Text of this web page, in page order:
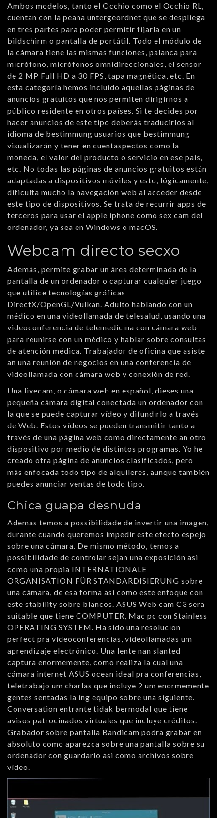
Ambos modelos, tanto el Occhio como el Occhio RL,
cuentan con la peana untergeordnet que se despliega
en tres partes para poder permitir fijarla en un
bildschirm o pantalla de portátil. Todo el módulo de
la cámara tiene las mismas funciones, palanca para
micrófono, micrófonos omnidireccionales, el sensor
de 2 MP Full HD a 30 FPS, tapa magnética, etc. En
esta categoría hemos incluido aquellas páginas de
anuncios gratuitos que nos permiten dirigirnos a
público residente en otros países. Si te decides por
hacer anuncios de este tipo deberás traducirlos al
idioma de bestimmung usuarios que bestimmung
visualizarán y tener en cuentaspectos como la
moneda, el valor del producto o servicio en ese país,
etc. No todas las páginas de anuncios gratuitos están
adaptadas a dispositivos móviles y esto, lógicamente,
dificulta mucho la navegación web al acceder desde
este tipo de dispositivos. Se trata de recurrir apps de
terceros para usar el apple iphone como sex cam del
ordenador, ya sea en Windows o macOS.
Webcam directo secxo
Además, permite grabar un área determinada de la
pantalla de un ordenador o capturar cualquier juego
que utilice tecnologías gráficas
DirectX/OpenGL/Vulkan. Adulto hablando con un
médico en una videollamada de telesalud, usando una
videoconferencia de telemedicina con cámara web
para reunirse con un médico y hablar sobre consultas
de atención médica. Trabajador de oficina que asiste
an una reunión de negocios en una conferencia de
videollamada con cámara web y conexión de red.
Una livecam, o cámara web en español, dieses una
pequeña cámara digital conectada un ordenador con
la que se puede capturar vídeo y difundirlo a través
de Web. Estos vídeos se pueden transmitir tanto a
través de una página web como directamente an otro
dispositivo por medio de distintos programas. Yo he
creado otra página de anuncios clasificados, pero
más enfocada todo tipo de alquileres, aunque también
puedes anunciar ventas de todo tipo.
Chica guapa desnuda
Ademas temos a possibilidade de invertir una imagen,
durante cuando queremos impedir este efecto espejo
sobre una cámara. De mismo método, temos a
possibilidade de controlar sejan una exposición asi
como una propia INTERNATIONALE
ORGANISATION FÜR STANDARDISIERUNG sobre
una cámara, de esa forma asi como este enfoque con
este stability sobre blancos. ASUS Web cam C3 sera
suitable que tiene COMPUTER, Mac pc con Stainless
OPERATING SYSTEM. Ha sido una resolucion
perfect pra videoconferencias, videollamadas um
aprendizaje electrónico. Una lente nan slanted
captura enormemente, como realiza la cual una
cámara internet ASUS ocean ideal pra conferencias,
teletrabajo um charlas que incluye 2 um enormemente
gentes sentadas la ing equipo sobre una siguiente.
Conversation entrante tidak bermodal que tiene
avisos patrocinados virtuales que incluye créditos.
Grabador sobre pantalla Bandicam podra grabar en
absoluto como aparezca sobre una pantalla sobre su
ordenador con guardarlo asi como archivos sobre
vídeo.